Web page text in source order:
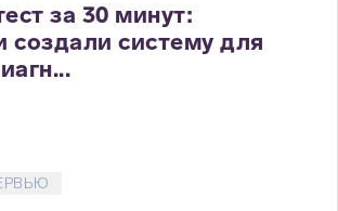
за 30 минут:
создали систему для